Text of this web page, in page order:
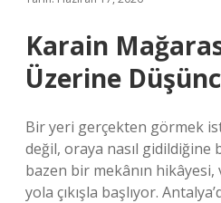
Karain
Üzerine
Bir yeri gerçekten görmek
değil, oraya nasıl gidildiğine
bazen bir mekânın hikâyesi,
yola çıkışla başlıyor.